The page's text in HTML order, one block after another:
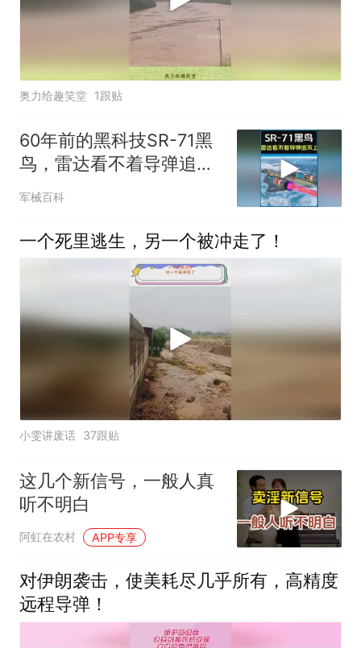
奥力给趣笑堂 1跟贴
60年前的黑科技SR-71黑
鸟，雷达看不着导弹追不
上！ #军事科普
军械百科
一个死里逃生，另一个被冲走了！
小雯讲废话 37跟贴
这几个新信号，一般人真
听不明白
阿虹在农村 APP专享
对伊朗袭击，使美耗尽几乎所有，高精度
远程导弹！